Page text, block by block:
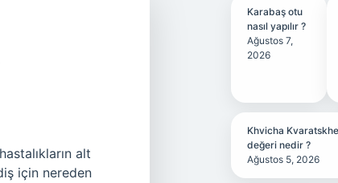
alt
için nereden
Karabaş otu
nasıl yapılır ?
Ağustos 7,
2026
Khvicha
değeri nedir ?
Ağustos 5, 2026